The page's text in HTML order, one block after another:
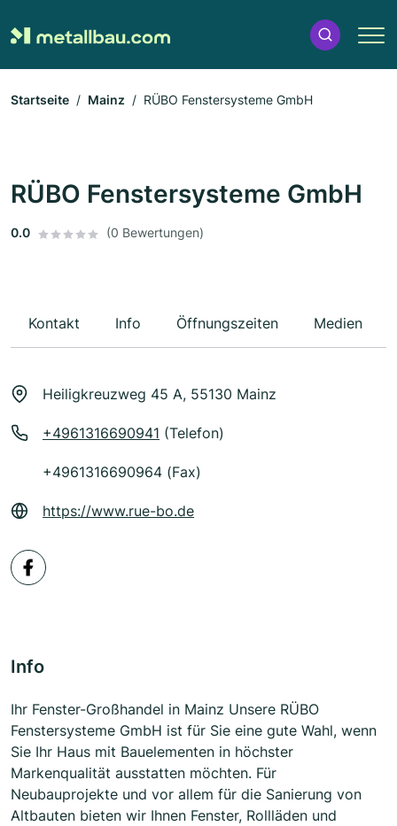
Startseite Mainz RÜBO Fenstersysteme GmbH
RÜBO Fenstersysteme GmbH
0.0 (0 Bewertungen)
Kontakt Info Öffnungszeiten Medien
Heiligkreuzweg 45 A, 55130 Mainz
+4961316690941 (Telefon)
+4961316690964 (Fax)
https://www.rue-bo.de
Info
Ihr Fenster-Großhandel in Mainz Unsere RÜBO
Fenstersysteme GmbH ist für Sie eine gute Wahl, wenn
Sie Ihr Haus mit Bauelementen in höchster
Markenqualität ausstatten möchten. Für
Neubauprojekte und vor allem für die Sanierung von
Altbauten bieten wir Ihnen Fenster, Rollläden und